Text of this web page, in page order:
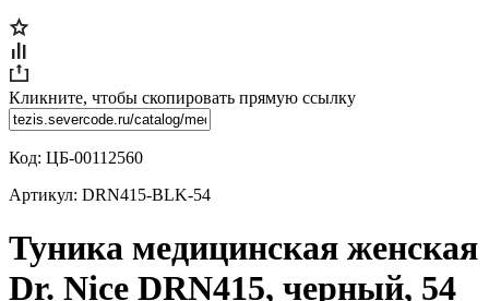
Кликните, чтобы скопировать прямую ссылку
Код: ЦБ-00112560
Артикул: DRN415-BLK-54
Туника медицинская женская
Dr. Nice DRN415, черный, 54